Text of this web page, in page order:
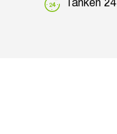
Tanken